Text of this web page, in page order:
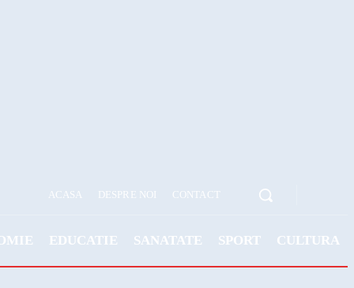
ACASA DESPRE NOI CONTACT
EDUCATIE SANATATE SPORT CULTURA